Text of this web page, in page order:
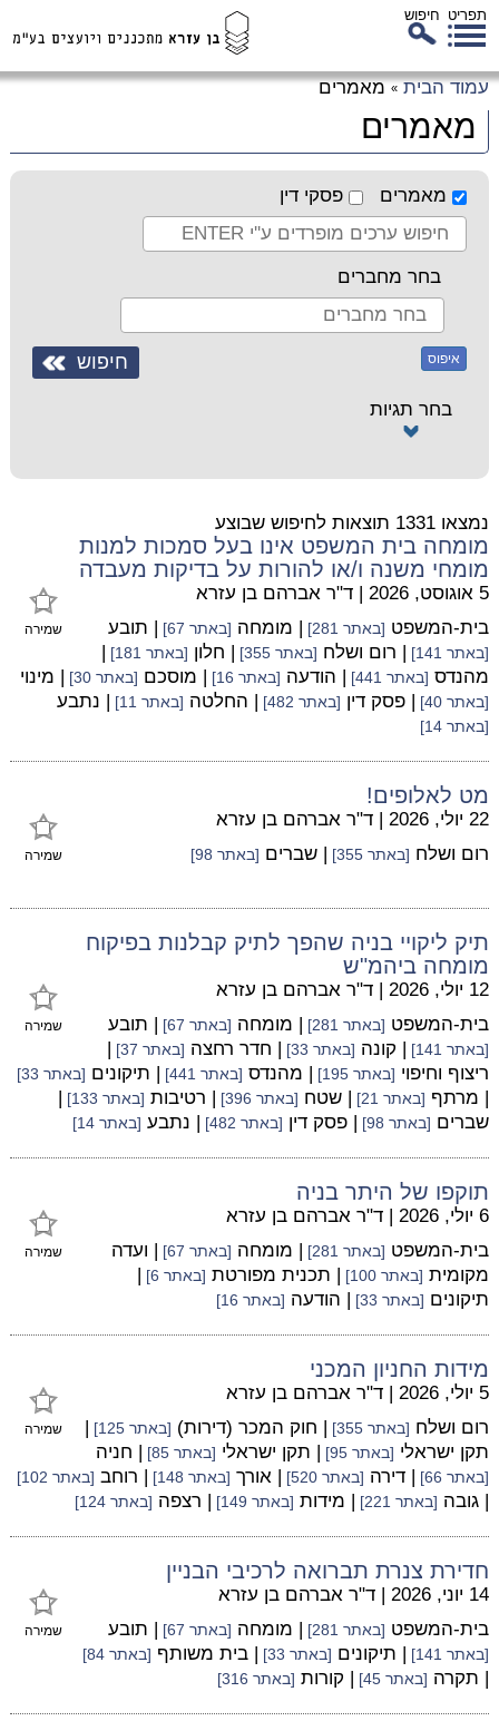
תפריט חיפוש
עמוד הבית » מאמרים
מאמרים
מאמרים פסקי דין
בחר מחברים
איפוס
בחר תגיות
נמצאו 1331 תוצאות לחיפוש שבוצע
מומחה בית המשפט אינו בעל סמכות למנות
מומחי משנה ו/או להורות על בדיקות מעבדה
שמירה
5 אוגוסט, 2026 | ד"ר אברהם בן עזרא
בית-המשפט [באתר 281] | מומחה [באתר 67] | תובע
[באתר 141] | רום ושלח [באתר 355] | חלון [באתר 181]
|
מהנדס [באתר 441] | הודעה [באתר 16] | מוסכם [באתר 30] | מינוי
[באתר 40] | פסק דין [באתר 482] | החלטה [באתר 11] | נתבע
[באתר 14]
מט לאלופים!
שמירה
22 יולי, 2026 | ד"ר אברהם בן עזרא
רום ושלח [באתר 355] | שברים [באתר 98]
תיק ליקויי בניה שהפך לתיק קבלנות בפיקוח
מומחה ביהמ"ש
שמירה
12 יולי, 2026 | ד"ר אברהם בן עזרא
בית-המשפט [באתר 281] | מומחה [באתר 67] | תובע
[באתר 141] | קונה [באתר 33] | חדר רחצה [באתר 37]
|
ריצוף וחיפוי [באתר 195] | מהנדס [באתר 441] | תיקונים [באתר 33]
| מרתף [באתר 21] | שטח [באתר 396] | רטיבות [באתר 133]
|
שברים [באתר 98] | פסק דין [באתר 482] | נתבע [באתר 14]
תוקפו של היתר בניה
שמירה
6 יולי, 2026 | ד"ר אברהם בן עזרא
בית-המשפט [באתר 281] | מומחה [באתר 67]
| ועדה
מקומית [באתר 100] | תכנית מפורטת [באתר 6]
|
תיקונים [באתר 33] | הודעה [באתר 16]
מידות החניון המכני
שמירה
5 יולי, 2026 | ד"ר אברהם בן עזרא
רום ושלח [באתר 355] | חוק המכר (דירות) [באתר 125]
|
תקן ישראלי [באתר 95] | תקן ישראלי [באתר 85] | חניה
[באתר 66] | דירה [באתר 520] | אורך [באתר 148] | רוחב [באתר 102]
| גובה [באתר 221] | מידות [באתר 149] | רצפה [באתר 124]
חדירת צנרת תברואה לרכיבי הבניין
שמירה
14 יוני, 2026 | ד"ר אברהם בן עזרא
בית-המשפט [באתר 281] | מומחה [באתר 67] | תובע
[באתר 141] | תיקונים [באתר 33] | בית משותף [באתר 84]
| תקרה [באתר 45] | קורות [באתר 316]